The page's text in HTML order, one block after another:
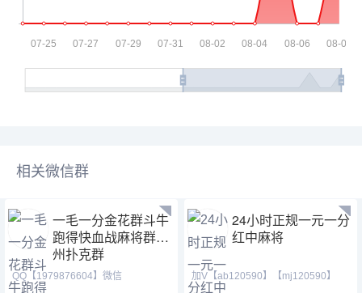
相关微信群
一毛一分金花群斗牛
跑得快血战麻将群德
州扑克群
QQ【1979876604】微信
24小时正规一元一分
红中麻将
加V【ab120590】【mj120590】